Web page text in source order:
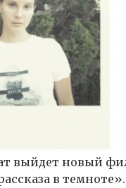
выйдет новый
в